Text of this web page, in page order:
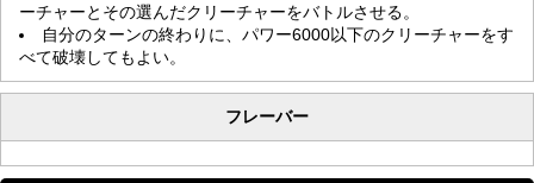
ーチャーとその選んだクリーチャーをバトルさせる。
自分のターンの終わりに、パワー6000以下のクリーチャーをす
べて破壊してもよい。
フレーバー